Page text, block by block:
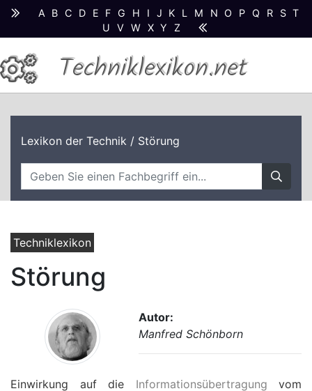
A B C D E F G H I J K L M N O P Q R S T
U
V W X Y Z
Techniklexikon.net
Lexikon der Technik / Störung
Techniklexikon
Störung
Autor:
Manfred Schönborn
Einwirkung auf die Informationsübertragung vom